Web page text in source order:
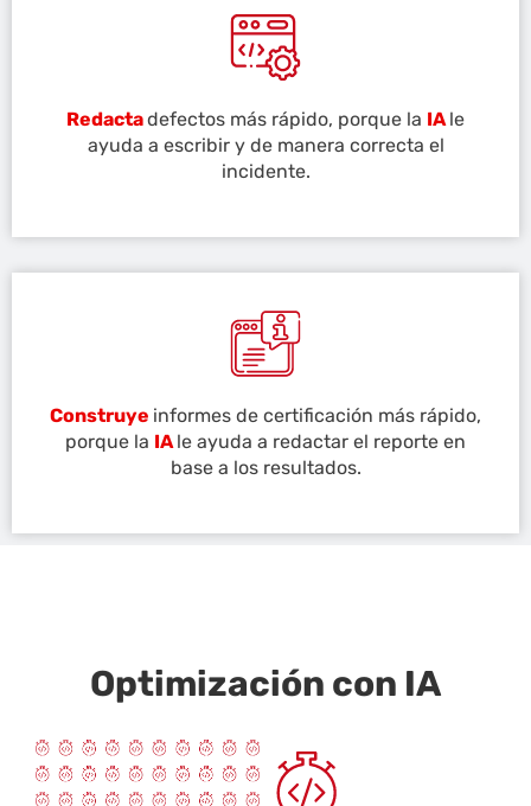
Redactadefectos más rápido, porque la IA le
ayuda a escribir y de manera correcta el
incidente.
Construye informes de certificación más rápido,
porque la IAle ayuda a redactar el reporte en
base a los resultados.
Optimización con IA